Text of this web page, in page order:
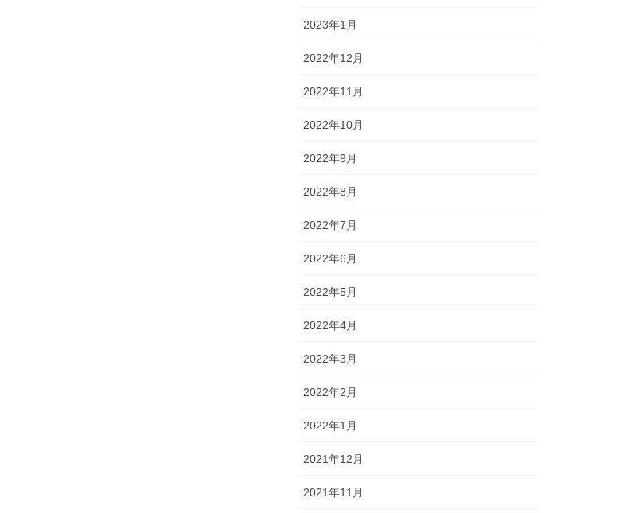
2023年1月
2022年12月
2022年11月
2022年10月
2022年9月
2022年8月
2022年7月
2022年6月
2022年5月
2022年4月
2022年3月
2022年2月
2022年1月
2021年12月
2021年11月